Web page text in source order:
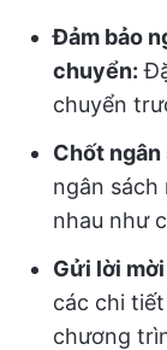
Đảm bảo
chuyển:
chuyển
Chốt
ngân sách
nhau như
Gửi lời
các chi
chương